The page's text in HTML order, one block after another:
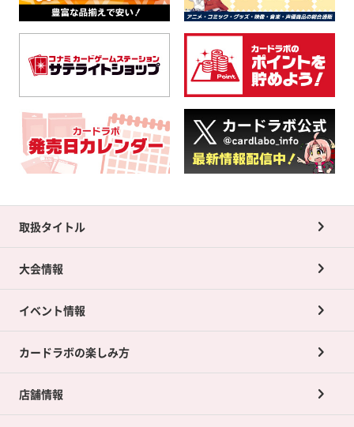
取扱タイトル
大会情報
イベント情報
カードラボの楽しみ方
店舗情報